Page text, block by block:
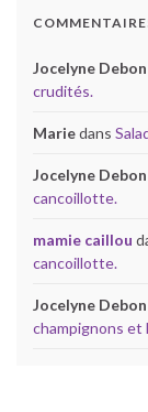
Jocelyne Debon
crudités.
Mariedans
Jocelyne Debon
cancoillotte.
mamie caillou
cancoillotte.
Jocelyne Debon
champignons et